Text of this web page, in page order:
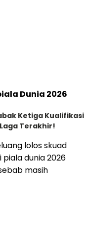
Dunia 2026
Ketiga Kualifikasi
Terakhir!
lolos skuad
dunia 2026
masih